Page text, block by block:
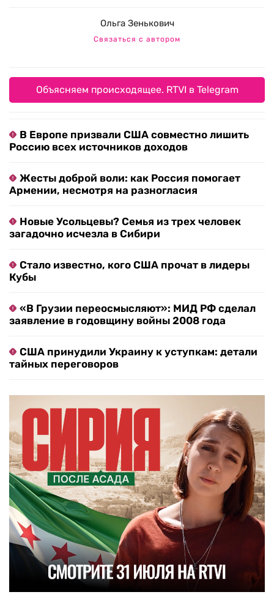
Ольга Зенькович
Связаться с автором
Объясняем происходящее. RTVI в Telegram
В Европе призвали США совместно лишить
Россию всех источников доходов
Жесты доброй воли: как Россия помогает
Армении, несмотря на разногласия
Новые Усольцевы? Семья из трех человек
загадочно исчезла в Сибири
Стало известно, кого США прочат в лидеры
Кубы
«В Грузии переосмысляют»: МИД РФ сделал
заявление в годовщину войны 2008 года
США принудили Украину к уступкам: детали
тайных переговоров